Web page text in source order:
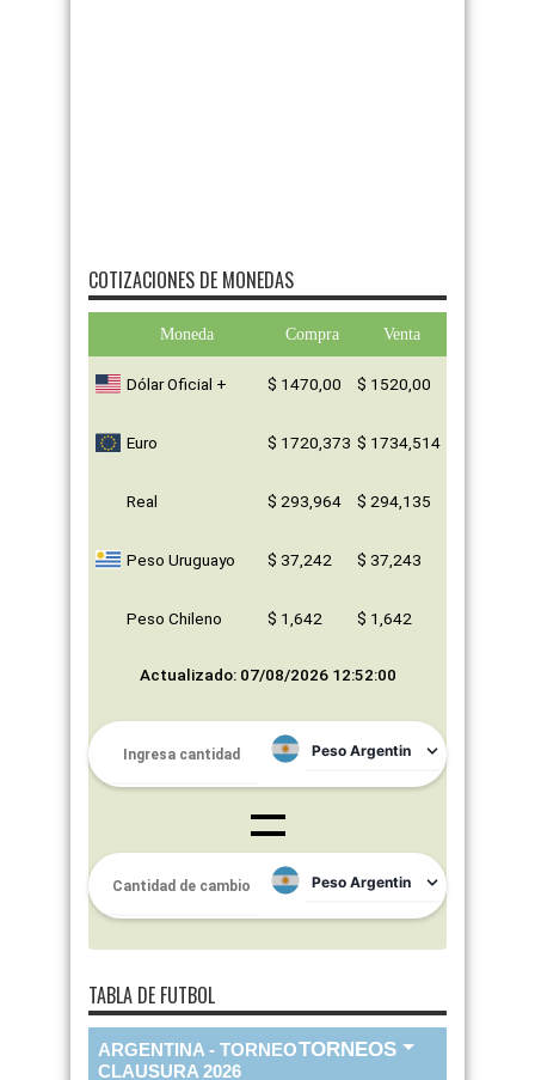
COTIZACIONES DE MONEDAS
Moneda Compra Venta
Dólar Oficial + $ 1470,00 $ 1520,00
Euro $ 1720,373 $ 1734,514
Real $ 293,964 $ 294,135
Peso Uruguayo $ 37,242 $ 37,243
Peso Chileno $ 1,642 $ 1,642
Actualizado: 07/08/2026 12:52:00
TABLA DE FUTBOL